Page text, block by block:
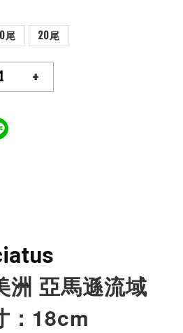
尾 20尾
+
洲 亞馬遜流域
：18cm